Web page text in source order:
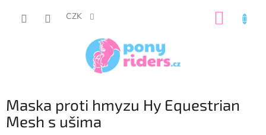
CZK
Maska proti hmyzu Hy Equestrian
Mesh s ušima